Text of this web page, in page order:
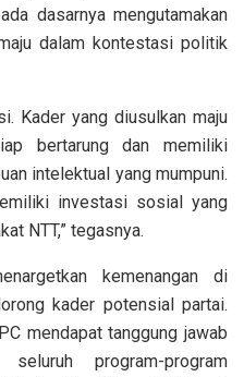
dasarnya mengutamakan
dalam kontestasi politik
Kader yang diusulkan maju
bertarung dan memiliki
intelektual yang mumpuni.
investasi sosial yang
NTT,” tegasnya.
kemenangan di
kader potensial partai.
mendapat tanggung jawab
program-program